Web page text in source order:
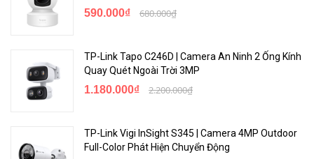
590.000₫ 680.000₫
TP-Link Tapo C246D | Camera An Ninh 2 Ống Kính
Quay Quét Ngoài Trời 3MP
1.180.000₫ 2.200.000₫
TP-Link Vigi InSight S345 | Camera 4MP Outdoor
Full-Color Phát Hiện Chuyển Động